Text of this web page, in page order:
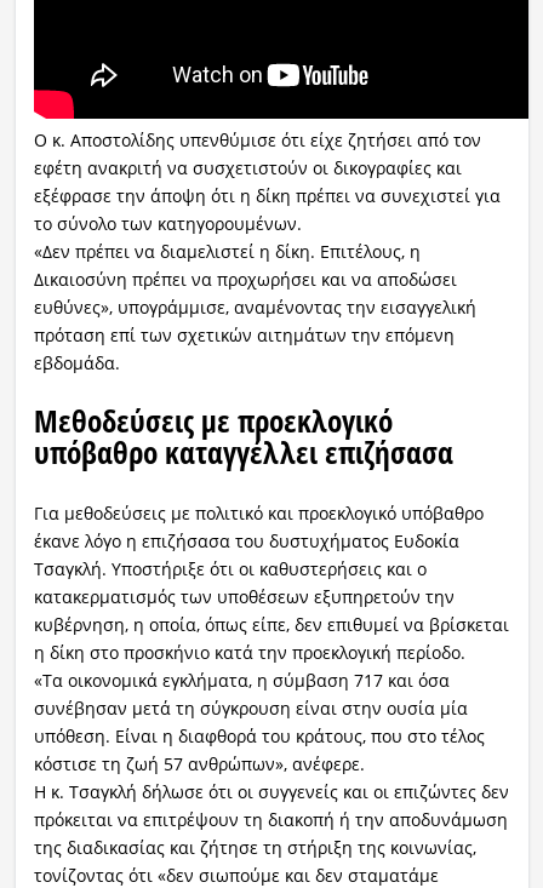
Ο κ. Αποστολίδης υπενθύμισε ότι είχε ζητήσει από τον
εφέτη ανακριτή να συσχετιστούν οι δικογραφίες και
εξέφρασε την άποψη ότι η δίκη πρέπει να συνεχιστεί για
το σύνολο των κατηγορουμένων.
«Δεν πρέπει να διαμελιστεί η δίκη. Επιτέλους, η
Δικαιοσύνη πρέπει να προχωρήσει και να αποδώσει
ευθύνες», υπογράμμισε, αναμένοντας την εισαγγελική
πρόταση επί των σχετικών αιτημάτων την επόμενη
εβδομάδα.
Μεθοδεύσεις με προεκλογικό
υπόβαθρο καταγγέλλει επιζήσασα
Για μεθοδεύσεις με πολιτικό και προεκλογικό υπόβαθρο
έκανε λόγο η επιζήσασα του δυστυχήματος Ευδοκία
Τσαγκλή. Υποστήριξε ότι οι καθυστερήσεις και ο
κατακερματισμός των υποθέσεων εξυπηρετούν την
κυβέρνηση, η οποία, όπως είπε, δεν επιθυμεί να βρίσκεται
η δίκη στο προσκήνιο κατά την προεκλογική περίοδο.
«Τα οικονομικά εγκλήματα, η σύμβαση 717 και όσα
συνέβησαν μετά τη σύγκρουση είναι στην ουσία μία
υπόθεση. Είναι η διαφθορά του κράτους, που στο τέλος
κόστισε τη ζωή 57 ανθρώπων», ανέφερε.
Η κ. Τσαγκλή δήλωσε ότι οι συγγενείς και οι επιζώντες δεν
πρόκειται να επιτρέψουν τη διακοπή ή την αποδυνάμωση
της διαδικασίας και ζήτησε τη στήριξη της κοινωνίας,
τονίζοντας ότι «δεν σιωπούμε και δεν σταματάμε